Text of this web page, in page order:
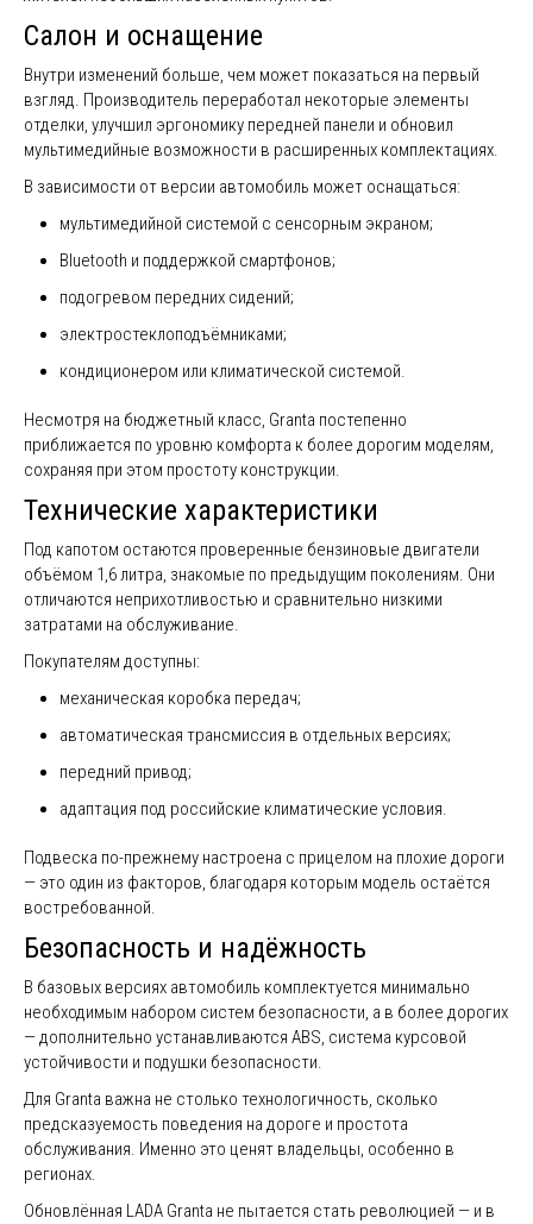
Салон и оснащение
Внутри изменений больше, чем может показаться на первый
взгляд. Производитель переработал некоторые элементы
отделки, улучшил эргономику передней панели и обновил
мультимедийные возможности в расширенных комплектациях.
В зависимости от версии автомобиль может оснащаться:
мультимедийной системой с сенсорным экраном;
Bluetooth и поддержкой смартфонов;
подогревом передних сидений;
электростеклоподъёмниками;
кондиционером или климатической системой.
Несмотря на бюджетный класс, Granta постепенно
приближается по уровню комфорта к более дорогим моделям,
сохраняя при этом простоту конструкции.
Технические характеристики
Под капотом остаются проверенные бензиновые двигатели
объёмом 1,6 литра, знакомые по предыдущим поколениям. Они
отличаются неприхотливостью и сравнительно низкими
затратами на обслуживание.
Покупателям доступны:
механическая коробка передач;
автоматическая трансмиссия в отдельных версиях;
передний привод;
адаптация под российские климатические условия.
Подвеска по-прежнему настроена с прицелом на плохие дороги
— это один из факторов, благодаря которым модель остаётся
востребованной.
Безопасность и надёжность
В базовых версиях автомобиль комплектуется минимально
необходимым набором систем безопасности, а в более дорогих
— дополнительно устанавливаются ABS, система курсовой
устойчивости и подушки безопасности.
Для Granta важна не столько технологичность, сколько
предсказуемость поведения на дороге и простота
обслуживания. Именно это ценят владельцы, особенно в
регионах.
Обновлённая LADA Granta не пытается стать революцией — и в